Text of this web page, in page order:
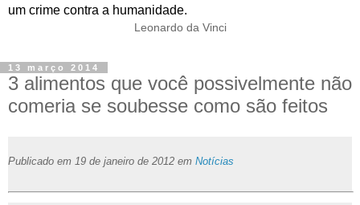
um crime contra a humanidade.
Leonardo da Vinci
13 março 2014
3 alimentos que você possivelmente não
comeria se soubesse como são feitos
Publicado em 19 de janeiro de 2012 em Notícias